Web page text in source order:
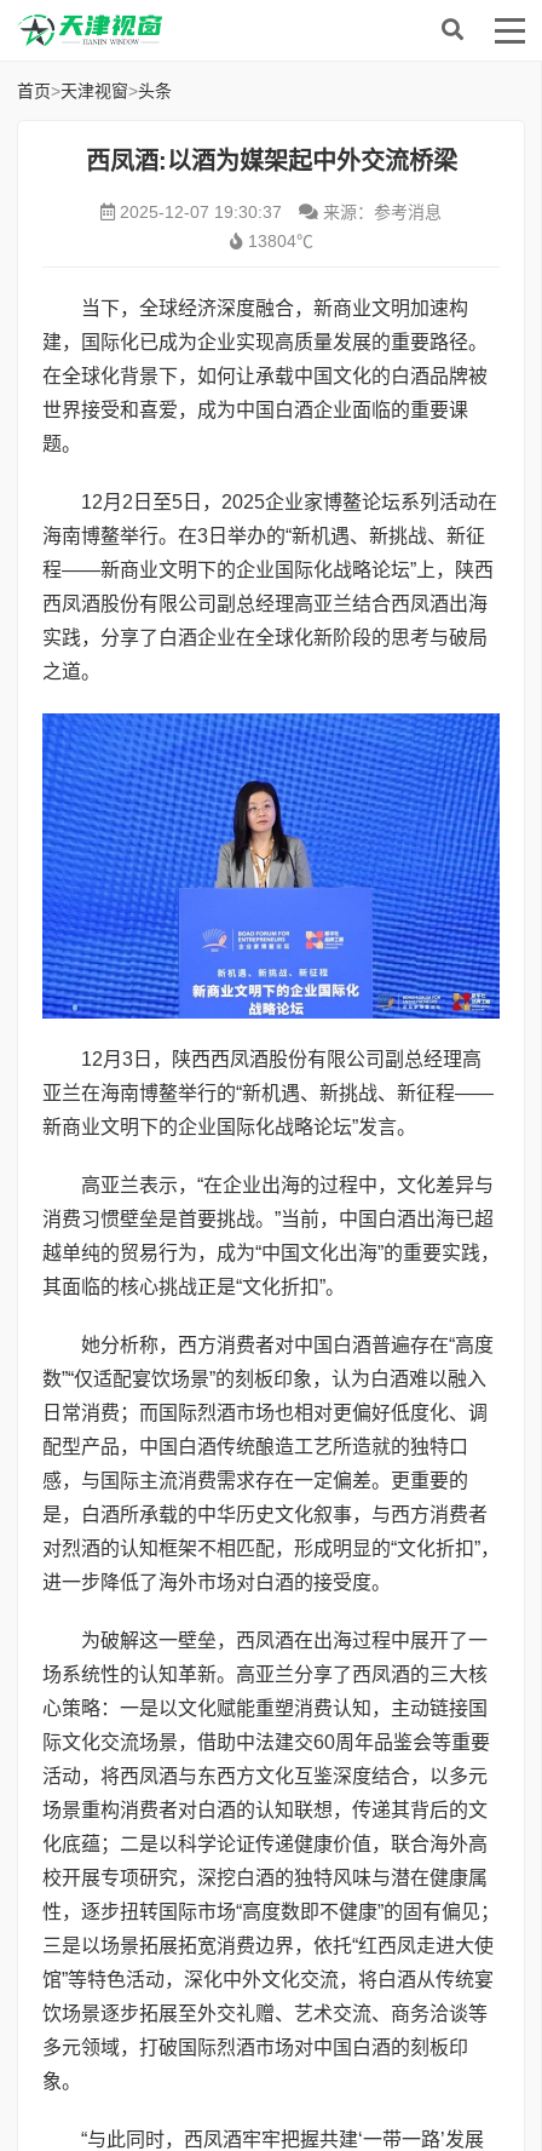
首页>天津视窗>头条
西凤酒:以酒为媒架起中外交流桥梁
2025-12-07 19:30:37
来源：参考消息
13804℃
当下，全球经济深度融合，新商业文明加速构
建，国际化已成为企业实现高质量发展的重要路径。
在全球化背景下，如何让承载中国文化的白酒品牌被
世界接受和喜爱，成为中国白酒企业面临的重要课
题。
12月2日至5日，2025企业家博鳌论坛系列活动在
海南博鳌举行。在3日举办的“新机遇、新挑战、新征
程——新商业文明下的企业国际化战略论坛”上，陕西
西凤酒股份有限公司副总经理高亚兰结合西凤酒出海
实践，分享了白酒企业在全球化新阶段的思考与破局
之道。
12月3日，陕西西凤酒股份有限公司副总经理高
亚兰在海南博鳌举行的“新机遇、新挑战、新征程——
新商业文明下的企业国际化战略论坛”发言。
高亚兰表示，“在企业出海的过程中，文化差异与
消费习惯壁垒是首要挑战。”当前，中国白酒出海已超
越单纯的贸易行为，成为“中国文化出海”的重要实践，
其面临的核心挑战正是“文化折扣”。
她分析称，西方消费者对中国白酒普遍存在“高度
数”“仅适配宴饮场景”的刻板印象，认为白酒难以融入
日常消费；而国际烈酒市场也相对更偏好低度化、调
配型产品，中国白酒传统酿造工艺所造就的独特口
感，与国际主流消费需求存在一定偏差。更重要的
是，白酒所承载的中华历史文化叙事，与西方消费者
对烈酒的认知框架不相匹配，形成明显的“文化折扣”，
进一步降低了海外市场对白酒的接受度。
为破解这一壁垒，西凤酒在出海过程中展开了一
场系统性的认知革新。高亚兰分享了西凤酒的三大核
心策略：一是以文化赋能重塑消费认知，主动链接国
际文化交流场景，借助中法建交60周年品鉴会等重要
活动，将西凤酒与东西方文化互鉴深度结合，以多元
场景重构消费者对白酒的认知联想，传递其背后的文
化底蕴；二是以科学论证传递健康价值，联合海外高
校开展专项研究，深挖白酒的独特风味与潜在健康属
性，逐步扭转国际市场“高度数即不健康”的固有偏见；
三是以场景拓展拓宽消费边界，依托“红西凤走进大使
馆”等特色活动，深化中外文化交流，将白酒从传统宴
饮场景逐步拓展至外交礼赠、艺术交流、商务洽谈等
多元领域，打破国际烈酒市场对中国白酒的刻板印
象。
“与此同时，西凤酒牢牢把握共建‘一带一路’发展